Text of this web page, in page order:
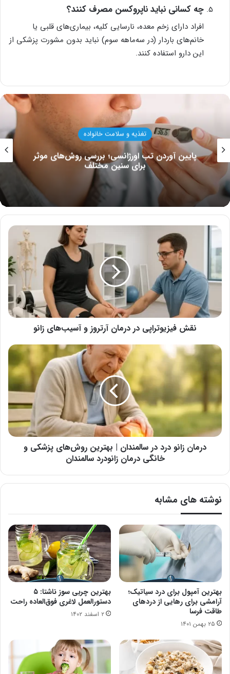
چه کسانی نباید ناپروکسن مصرف کنند؟
افراد دارای زخم معده، نارسایی کلیه، بیماری‌های قلبی یا
خانم‌های باردار (در سه‌ماهه سوم) نباید بدون مشورت پزشکی از
این دارو استفاده کنند.
تغذیه و سلامت خانواده
آمادگی جسمانی؛ سلامت جسم و روح برای زندگی
بهتر
نقش
در
درمان
آرتروز
و
آسیب‌های
نقش فیزیوتراپی در درمان آرتروز و آسیب‌های زانو
درمان
زانو
درد
سالمندان
|
بهترین
پزشکی
زانودرد
درمان زانو درد در سالمندان | بهترین روش‌های پزشکی و
خانگی درمان زانودرد سالمندان
نوشته های مشابه
بهترین آمپول برای درد سیاتیک؛
آرامشی برای رهایی از دردهای
طاقت فرسا
۲۵ بهمن ۱۴۰۱
بهترین چربی سوز ناشتا: ۵
دستورالعمل لاغری فوق‌العاده راحت
۲ اسفند ۱۴۰۲